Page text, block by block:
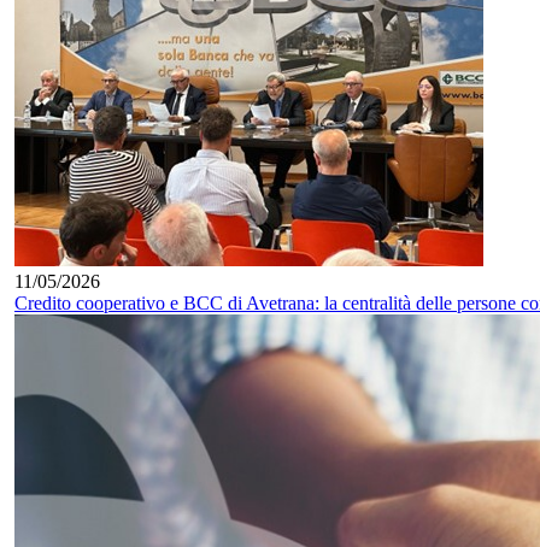
11/05/2026
Credito cooperativo e BCC di Avetrana: la centralità delle persone